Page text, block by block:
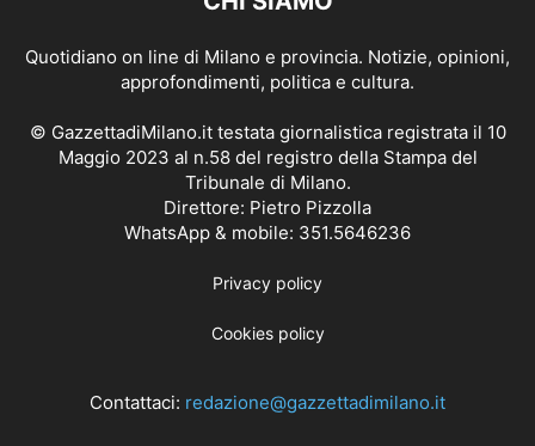
Quotidiano on line di Milano e provincia. Notizie, opinioni,
approfondimenti, politica e cultura.
© GazzettadiMilano.it testata giornalistica registrata il 10
Maggio 2023 al n.58 del registro della Stampa del
Tribunale di Milano.
Direttore: Pietro Pizzolla
WhatsApp & mobile: 351.5646236
Privacy policy
Cookies policy
Contattaci: redazione@gazzettadimilano.it